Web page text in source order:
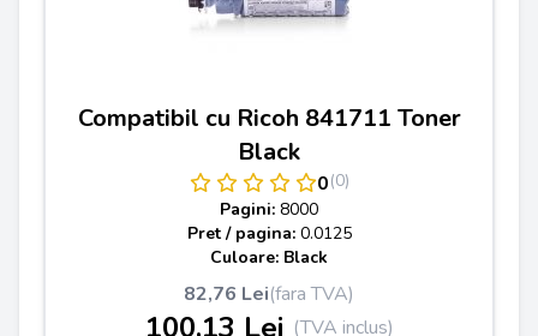
Compatibil cu Ricoh 841711 Toner
Black
0(0)
Pagini: 8000
Pret / pagina: 0.0125
Culoare: Black
82,76 Lei(fara TVA)
100,13 Lei (TVA inclus)